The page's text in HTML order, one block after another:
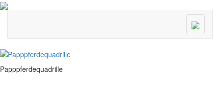
Menü
ein/
Papppferdequadrille